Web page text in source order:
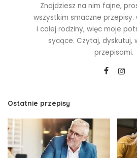
Znajdziesz na nim fajne,
wszystkim smaczne przepisy.
i całej rodziny, więc moje
sycące. Czytaj, dyskutuj,
przepisami.
Ostatnie przepisy